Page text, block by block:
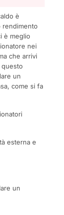
è
rendimento
è meglio
nei
che arrivi
questo
un
come si fa
esterna e
un